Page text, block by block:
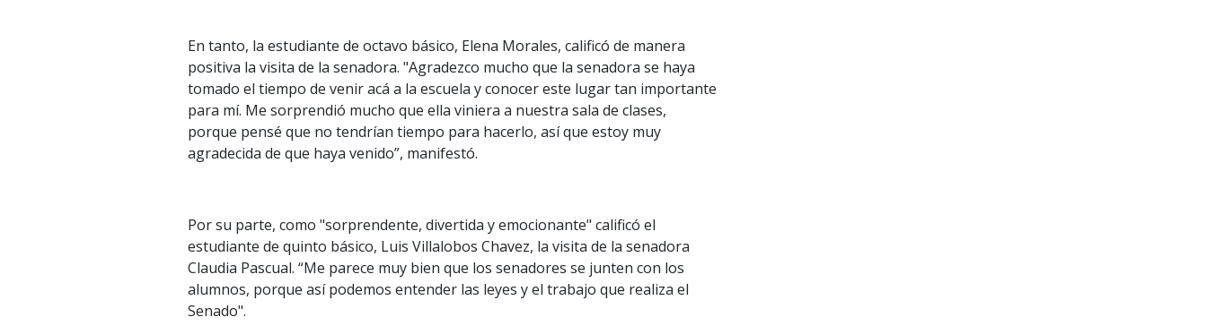
En tanto, la estudiante de octavo básico, Elena Morales, calificó de manera
positiva la visita de la senadora. "Agradezco mucho que la senadora se haya
tomado el tiempo de venir acá a la escuela y conocer este lugar tan importante
para mí. Me sorprendió mucho que ella viniera a nuestra sala de clases,
porque pensé que no tendrían tiempo para hacerlo, así que estoy muy
agradecida de que haya venido”, manifestó.
Por su parte, como "sorprendente, divertida y emocionante" calificó el
estudiante de quinto básico, Luis Villalobos Chavez, la visita de la senadora
Claudia Pascual. “Me parece muy bien que los senadores se junten con los
alumnos, porque así podemos entender las leyes y el trabajo que realiza el
Senado".